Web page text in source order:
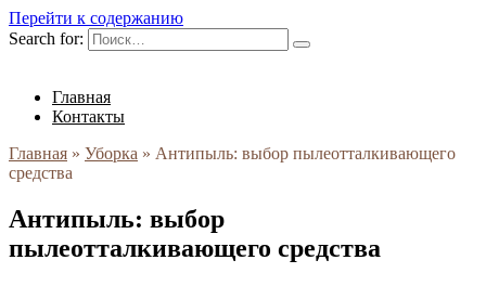
Перейти к содержанию
Search for:
Главная
Контакты
Главная » Уборка » Антипыль: выбор пылеотталкивающего
средства
Антипыль: выбор
пылеотталкивающего средства